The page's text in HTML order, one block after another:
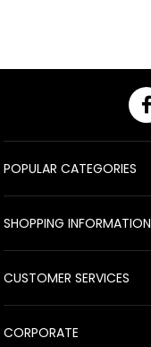
POPULAR CATEGORIES
SHOPPING INFORMATION
CUSTOMER SERVICES
CORPORATE